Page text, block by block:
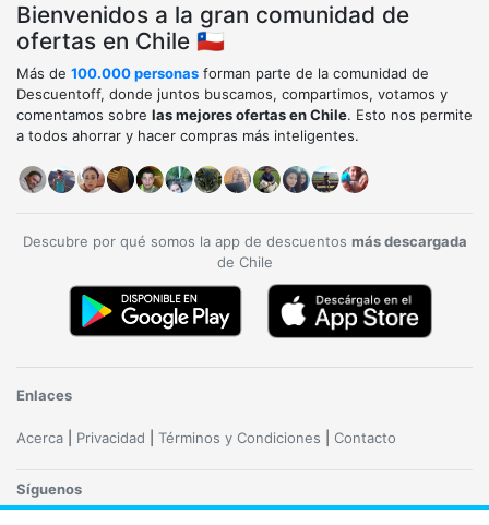
Bienvenidos a la gran comunidad de
ofertas en Chile 🇨🇱
Más de 100.000 personas forman parte de la comunidad de
Descuentoff, donde juntos buscamos, compartimos, votamos y
comentamos sobre las mejores ofertas en Chile. Esto nos permite
a todos ahorrar y hacer compras más inteligentes.
Descubre por qué somos la app de descuentos más descargada
de Chile
Enlaces
Acerca Privacidad Términos y Condiciones Contacto
Síguenos